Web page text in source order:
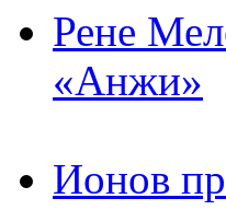
Рене
«Анжи»
Ионов